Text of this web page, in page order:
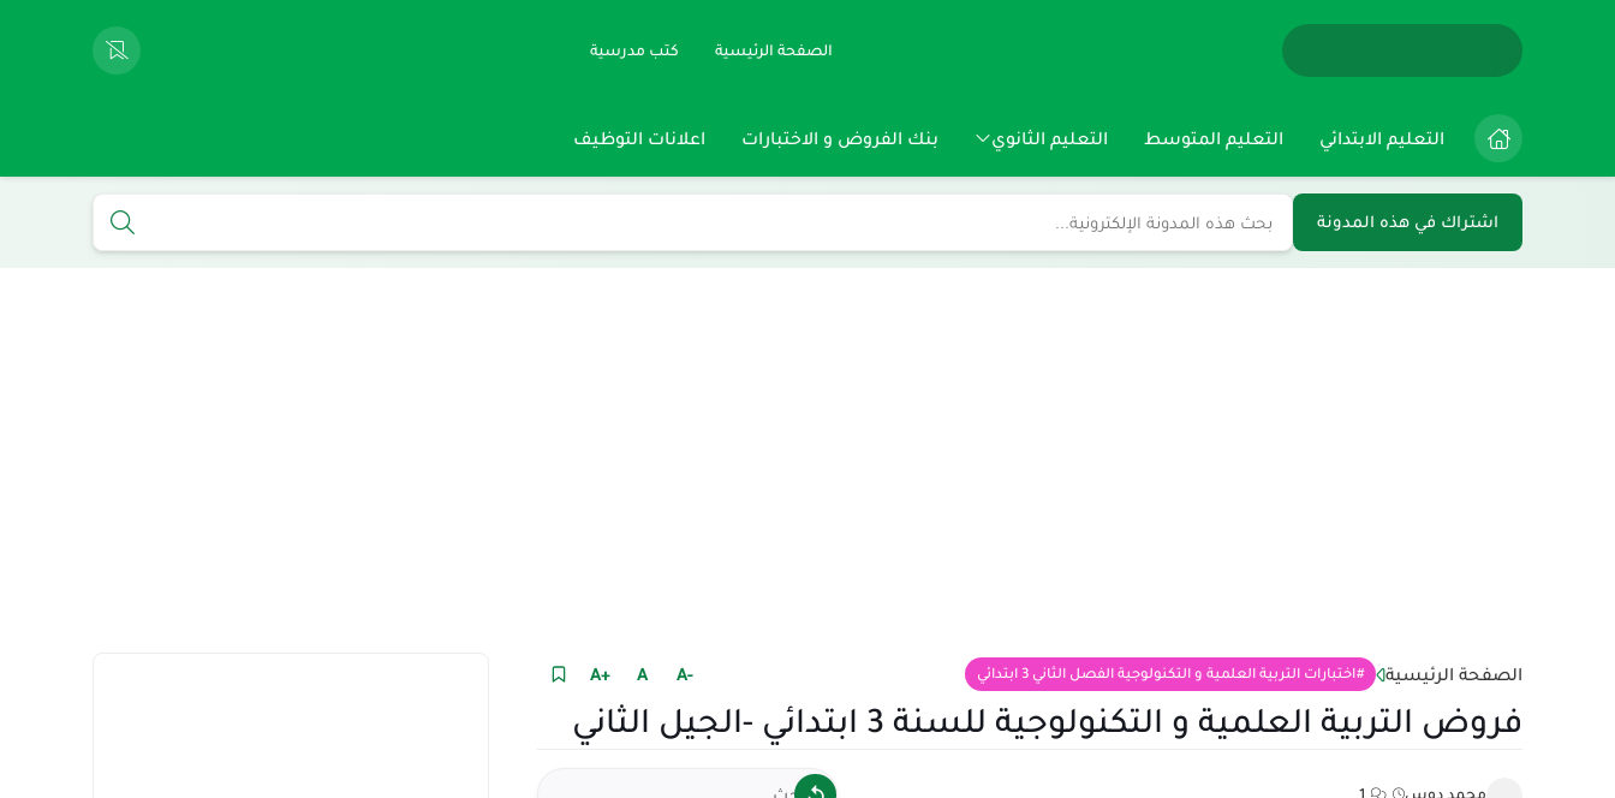
الصفحة الرئيسية كتب مدرسية
التعليم الابتدائي التعليم المتوسط التعليم الثانوي بنك الفروض و الاختبارات اعلانات التوظيف
اشتراك في هذه المدونة
الصفحة الرئيسية اختبارات التربية العلمية و التكنولوجية الفصل الثاني 3 ابتدائي +A A -A
فروض التربية العلمية و التكنولوجية للسنة 3 ابتدائي -الجيل الثاني
محمد دوس 1